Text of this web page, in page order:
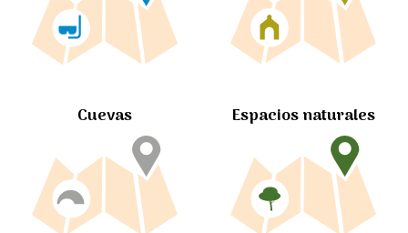
Cuevas Espacios naturales